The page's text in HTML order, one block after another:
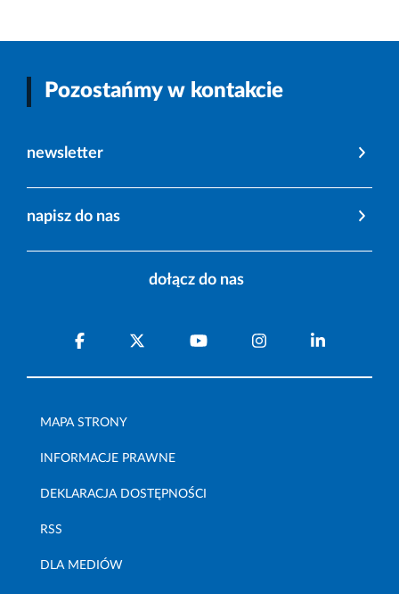
Pozostańmy w kontakcie
newsletter
napisz do nas
dołącz do nas
MAPA STRONY
INFORMACJE PRAWNE
DEKLARACJA DOSTĘPNOŚCI
RSS
DLA MEDIÓW